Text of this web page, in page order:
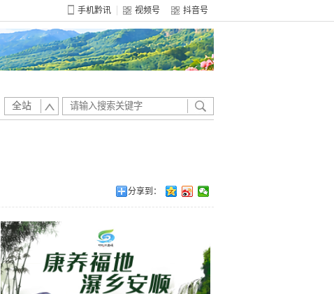
手机黔讯 视频号 抖音号
全站
分享到：